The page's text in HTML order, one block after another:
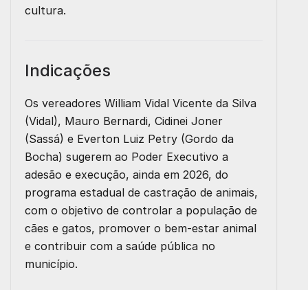
cultura.
Indicações
Os vereadores William Vidal Vicente da Silva
(Vidal), Mauro Bernardi, Cidinei Joner
(Sassá) e Everton Luiz Petry (Gordo da
Bocha) sugerem ao Poder Executivo a
adesão e execução, ainda em 2026, do
programa estadual de castração de animais,
com o objetivo de controlar a população de
cães e gatos, promover o bem-estar animal
e contribuir com a saúde pública no
município.